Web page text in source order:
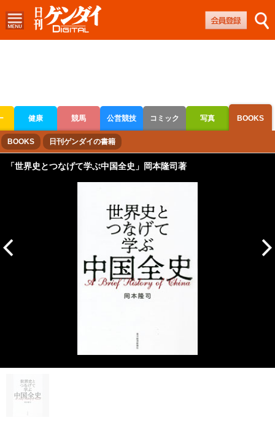
健康 競馬 公営競技 コミック 写真 BOOKS
ボートレース 競輪 オートレース
BOOKS 日刊ゲンダイの書籍
「世界史とつなげて学ぶ中国全史」岡本隆司著